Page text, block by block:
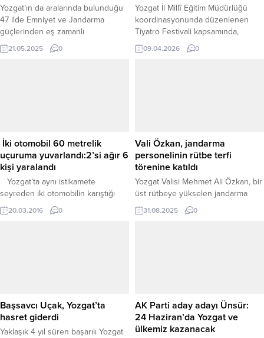
Yozgat’ın da aralarında bulunduğu
47 ilde Emniyet ve Jandarma
güçlerinden eş zamanlı
operasyonda 298 DEAŞ şüphelisi
yakalandı. İçişleri Bakanı Ali
haftada yürütülen koordineli
operasyonlar sonucunda toplam...
21.05.2025 0
Yozgat İl Millî Eğitim Müdürlüğü
koordinasyonunda düzenlenen
Tiyatro Festivali kapsamında,
Yozgat Kız Anadolu İmam Hatip
Lisesi öğrencileri tarafından
öğretmenler, öğrenciler ve çok
sayıda vatandaş katıldı....
09.04.2026 0
İki otomobil 60 metrelik
uçuruma yuvarlandı:2’si ağır 6
kişi yaralandı
Yozgat’ta aynı istikamete
seyreden iki otomobilin karıştığı
kazada otomobiller 60 metre
yükseklikten uçuruma yuvarlandı.
Canpolat idaresindeki 66 DV 726
plakalı otomobil,...
20.03.2016 0
Vali Özkan, jandarma
personelinin rütbe terfi
törenine katıldı
Yozgat Valisi Mehmet Ali Özkan, bir
üst rütbeye yükselen jandarma
personeli için düzenlenen rütbe
terfi törenine katıldı. Törende
teşkilatının, vatanın birlik ve
beraberliği ile milletin huzur ve
güvenliği...
31.08.2025 0
Başsavcı Uçak, Yozgat’ta
hasret giderdi
Yaklaşık 4 yıl süren başarılı Yozgat
AK Parti aday adayı Ünsür:
24 Haziran’da Yozgat ve
ülkemiz kazanacak